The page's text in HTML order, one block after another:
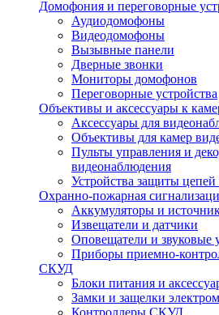
Домофония и переговорные
Аудиодомофоны
Видеодомофоны
Вызывные панели
Дверные звонки
Мониторы домофонов
Переговорные устройства
Объективы и аксессуары к
Аксессуары для
Объективы для камер
Пульты управления и
видеонаблюдения
Устройства защиты
Охранно-пожарная
Аккумуляторы и
Извещатели и датчики
Оповещатели и звуковые
Приборы приемно-
СКУД
Блоки питания и
Замки и защелки
Контроллеры СКУД